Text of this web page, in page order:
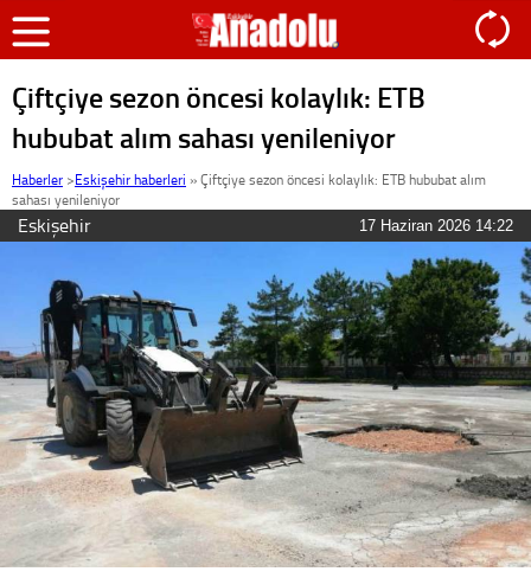
Çiftçiye sezon öncesi kolaylık: ETB
hububat alım sahası yenileniyor
Haberler >Eskişehir haberleri »Çiftçiye sezon öncesi kolaylık: ETB hububat alım
sahası yenileniyor
Eskişehir 17 Haziran 2026 14:22